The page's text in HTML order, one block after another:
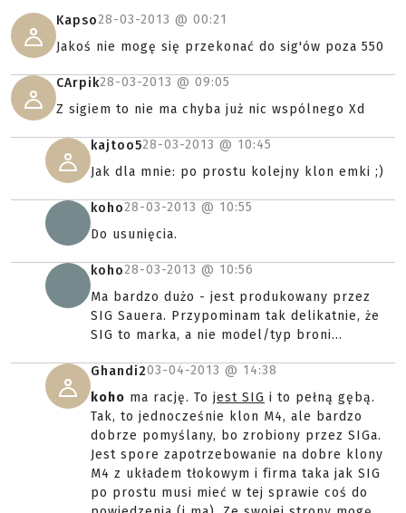
Kapso28-03-2013 @ 00:21
Jakoś nie mogę się przekonać do sig'ów poza 550
CArpik28-03-2013 @ 09:05
Z sigiem to nie ma chyba już nic wspólnego Xd
kajtoo528-03-2013 @ 10:45
Jak dla mnie: po prostu kolejny klon emki ;)
koho28-03-2013 @ 10:55
Do usunięcia.
koho28-03-2013 @ 10:56
Ma bardzo dużo - jest produkowany przez
SIG Sauera. Przypominam tak delikatnie, że
SIG to marka, a nie model/typ broni...
Ghandi203-04-2013 @ 14:38
koho ma rację. To jest SIG i to pełną gębą.
Tak, to jednocześnie klon M4, ale bardzo
dobrze pomyślany, bo zrobiony przez SIGa.
Jest spore zapotrzebowanie na dobre klony
M4 z układem tłokowym i firma taka jak SIG
po prostu musi mieć w tej sprawie coś do